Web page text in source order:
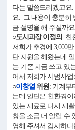
다는 말씀드리겠고요
요. 그 내용이 충분히
금 설명을 해 주실까요
○도시과장 이정의 : 친
저희가 추경에 3,000
단 지원을 해왔는데
는 기존 지금 쓰고 있
어서 저희가 시범사업
○이창열 위원: 기계부
는데 일단은 친환경
있는 재료로 다시 재
창을 조금 더 알릴 수
영해 주셔서 감사하